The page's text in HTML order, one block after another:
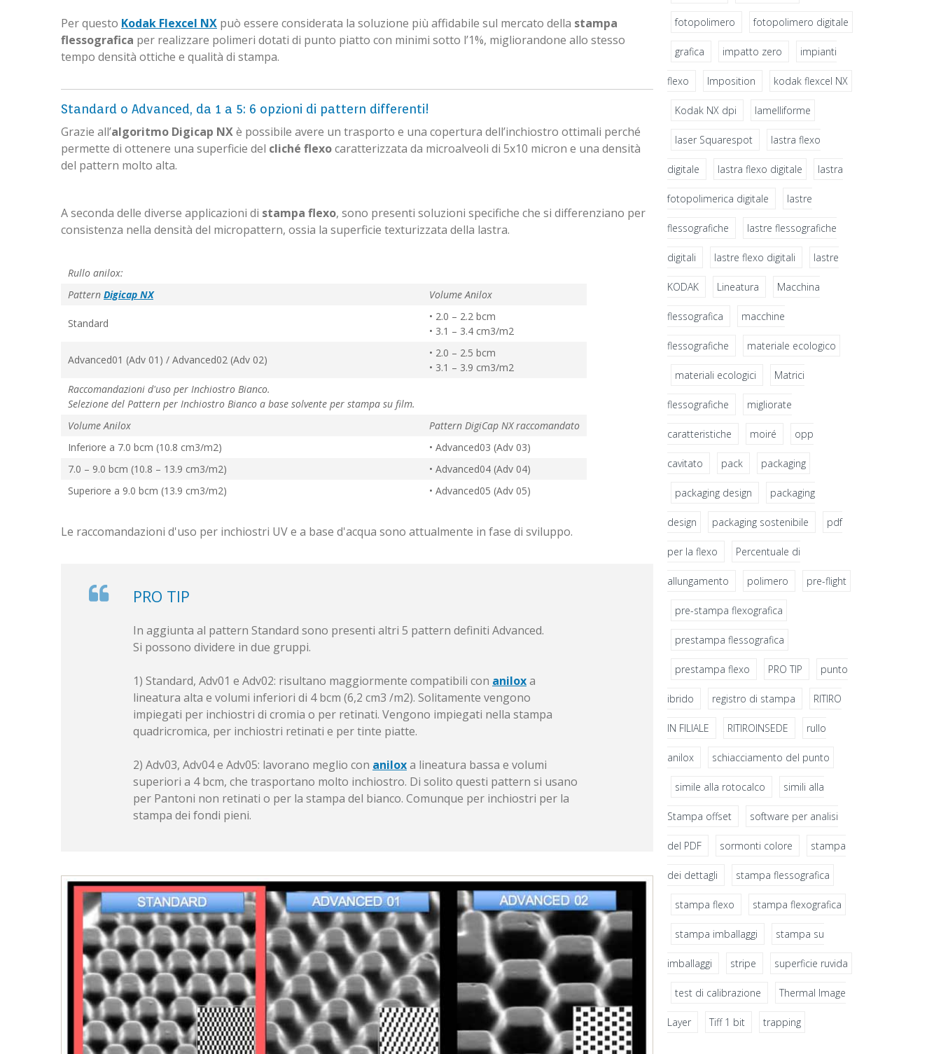
Per questo Kodak Flexcel NX può essere considerata la soluzione più affidabile sul mercato della stampa
flessografica per realizzare polimeri dotati di punto piatto con minimi sotto l’1%, migliorandone allo stesso
tempo densità ottiche e qualità di stampa.
Standard o Advanced, da 1 a 5: 6 opzioni di pattern differenti!
Grazie all’algoritmo Digicap NXè possibile avere un trasporto e una copertura dell’inchiostro ottimali perché
permette di ottenere una superficie del cliché flexocaratterizzata da microalveoli di 5x10 micron e una densità
del pattern molto alta.
A seconda delle diverse applicazioni di stampa flexo, sono presenti soluzioni specifiche che si differenziano per
consistenza nella densità del micropattern, ossia la superficie texturizzata della lastra.
Rullo anilox:
Pattern Digicap NX Volume Anilox
Standard
• 2.0 – 2.2 bcm
• 3.1 – 3.4 cm3/m2
Advanced01 (Adv 01) / Advanced02 (Adv 02)
• 2.0 – 2.5 bcm
• 3.1 – 3.9 cm3/m2
Raccomandazioni d'uso per Inchiostro Bianco.
Selezione del Pattern per Inchiostro Bianco a base solvente per stampa su film.
Volume Anilox
Pattern DigiCap NX raccomandato
Inferiore a 7.0 bcm (10.8 cm3/m2)
• Advanced03 (Adv 03)
7.0 – 9.0 bcm (10.8 – 13.9 cm3/m2)
• Advanced04 (Adv 04)
Superiore a 9.0 bcm (13.9 cm3/m2)
• Advanced05 (Adv 05)
Le raccomandazioni d'uso per inchiostri UV e a base d'acqua sono attualmente in fase di sviluppo.
PRO TIP
In aggiunta al pattern Standard sono presenti altri 5 pattern definiti Advanced.
Si possono dividere in due gruppi.
1) Standard, Adv01 e Adv02: risultano maggiormente compatibili con aniloxa
lineatura alta e volumi inferiori di 4 bcm (6,2 cm3 /m2). Solitamente vengono
impiegati per inchiostri di cromia o per retinati. Vengono impiegati nella stampa
quadricromica, per inchiostri retinati e per tinte piatte.
2) Adv03, Adv04 e Adv05: lavorano meglio con aniloxa lineatura bassa e volumi
superiori a 4 bcm, che trasportano molto inchiostro. Di solito questi pattern si usano
per Pantoni non retinati o per la stampa del bianco. Comunque per inchiostri per la
stampa dei fondi pieni.
fotopolimero fotopolimero digitale
grafica impatto zero impianti
flexo Imposition kodak flexcel NX
Kodak NX dpi lamelliforme
laser Squarespot lastra flexo
digitale lastra flexo digitale​ lastra
fotopolimerica digitale lastre
flessografiche lastre flessografiche
digitali lastre flexo digitali lastre
KODAK Lineatura Macchina
flessografica macchine
flessografiche materiale ecologico
materiali ecologici Matrici
flessografiche migliorate
caratteristiche moiré opp
cavitato pack packaging
packaging design packaging
design​ packaging sostenibile pdf
per la flexo Percentuale di
allungamento polimero pre-flight
pre-stampa flexografica
prestampa flessografica
prestampa flexo PRO TIP punto
ibrido registro di stampa RITIRO
IN FILIALE RITIROINSEDE rullo
anilox schiacciamento del punto
simile alla rotocalco simili alla
Stampa offset software per analisi
del PDF sormonti colore stampa
dei dettagli stampa flessografica
stampa flexo stampa flexografica
stampa imballaggi stampa su
imballaggi stripe superficie ruvida
test di calibrazione Thermal Image
Layer Tiff 1 bit trapping